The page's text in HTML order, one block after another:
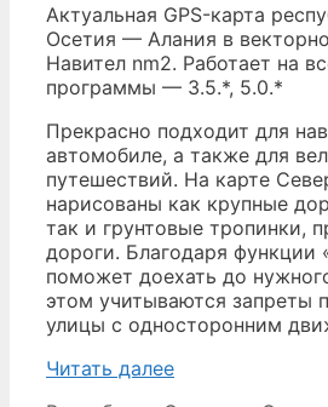
Актуальная GPS-карта
Осетия — Алания в
Навител nm2. Работает на
программы — 3.5.*, 5.0.*
Прекрасно подходит для
автомобиле, а также для
путешествий. На карте
нарисованы как крупные
так и грунтовые тропинки,
дороги. Благодаря функции
поможет доехать до
этом учитываются запреты
улицы с односторонним
Читать далееСеверная